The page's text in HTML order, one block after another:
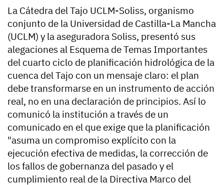
La Cátedra del Tajo UCLM-Soliss, organismo
conjunto de la Universidad de Castilla-La Mancha
(UCLM) y la aseguradora Soliss, presentó sus
alegaciones al Esquema de Temas Importantes
del cuarto ciclo de planificación hidrológica de la
cuenca del Tajo con un mensaje claro: el plan
debe transformarse en un instrumento de acción
real, no en una declaración de principios. Así lo
comunicó la institución a través de un
comunicado en el que exige que la planificación
"asuma un compromiso explícito con la
ejecución efectiva de medidas, la corrección de
los fallos de gobernanza del pasado y el
cumplimiento real de la Directiva Marco del